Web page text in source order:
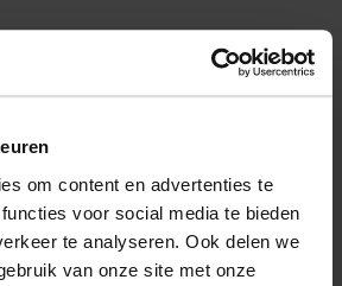
om content en advertenties te
voor social media te bieden
te analyseren. Ook delen we
van onze site met onze
maat